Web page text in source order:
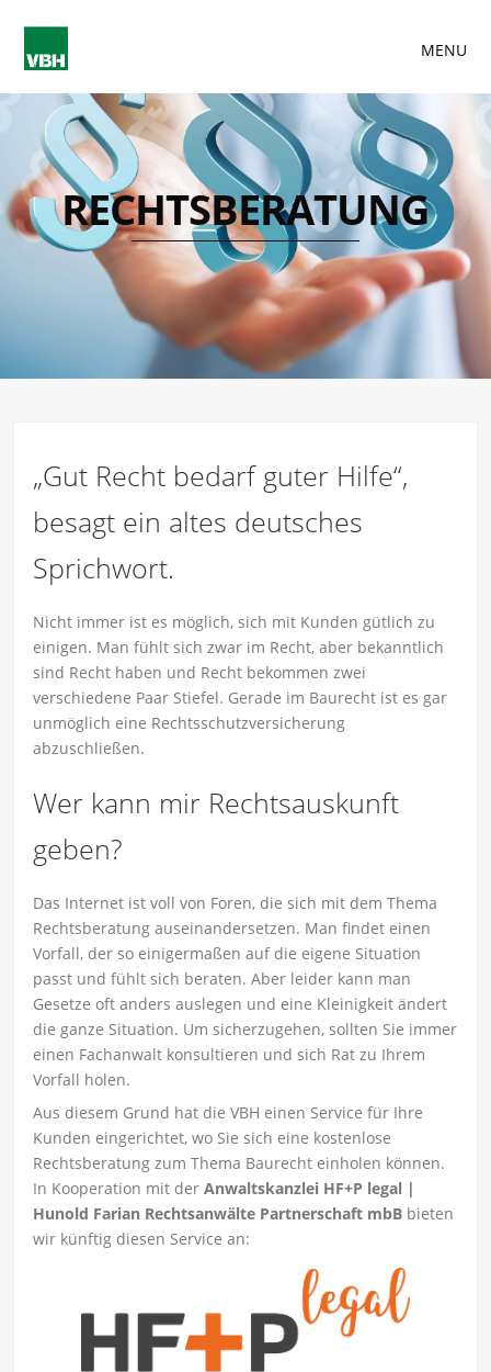
MENU
RECHTSBERATUNG
„Gut Recht bedarf guter Hilfe“,
besagt ein altes deutsches
Sprichwort.
Nicht immer ist es möglich, sich mit Kunden gütlich zu
einigen. Man fühlt sich zwar im Recht, aber bekanntlich
sind Recht haben und Recht bekommen zwei
verschiedene Paar Stiefel. Gerade im Baurecht ist es gar
unmöglich eine Rechtsschutzversicherung
abzuschließen.
Wer kann mir Rechtsauskunft
geben?
Das Internet ist voll von Foren, die sich mit dem Thema
Rechtsberatung auseinandersetzen. Man findet einen
Vorfall, der so einigermaßen auf die eigene Situation
passt und fühlt sich beraten. Aber leider kann man
Gesetze oft anders auslegen und eine Kleinigkeit ändert
die ganze Situation. Um sicherzugehen, sollten Sie immer
einen Fachanwalt konsultieren und sich Rat zu Ihrem
Vorfall holen.
Aus diesem Grund hat die VBH einen Service für Ihre
Kunden eingerichtet, wo Sie sich eine kostenlose
Rechtsberatung zum Thema Baurecht einholen können.
In Kooperation mit derAnwaltskanzlei HF+P legal |
Hunold Farian Rechtsanwälte Partnerschaft mbB bieten
wir künftig diesen Service an: